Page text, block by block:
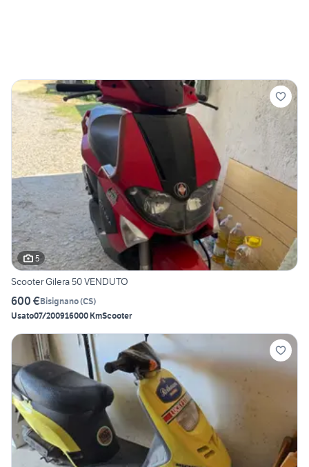
5
Scooter Gilera 50 VENDUTO
600 €Bisignano(CS)
Usato07/200916000 KmScooter